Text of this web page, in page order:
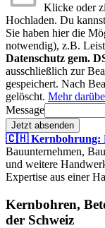
Klicke oder
Hochladen. Du
Sie haben hier die
notwendig), z.B.
Datenschutz gem.
ausschließlich zur
gespeichert. Nach
gelöscht. Mehr
Message
Jetzt absenden
🇨🇭 Kernbohrung:
Bauunternehmen,
und weitere
Expertise aus einer
Kernbohren,
der Schweiz